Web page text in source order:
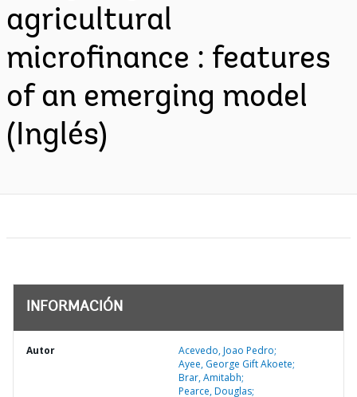
agricultural
microfinance : features
of an emerging model
(Inglés)
INFORMACIÓN
Autor
Acevedo, Joao Pedro;
Ayee, George Gift Akoete;
Brar, Amitabh;
Pearce, Douglas;